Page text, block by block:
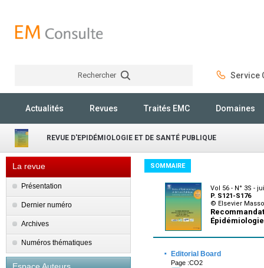
Rechercher Service
Actualités Revues Traités EMC Domaines
REVUE D'EPIDÉMIOLOGIE ET DE SANTÉ PUBLIQUE
La revue
Présentation
Dernier numéro
Archives
Numéros thématiques
SOMMAIRE
Vol 56 - N° 3S -
P. S121-S176
© Elsevier
· Editorial Board
Page :CO2